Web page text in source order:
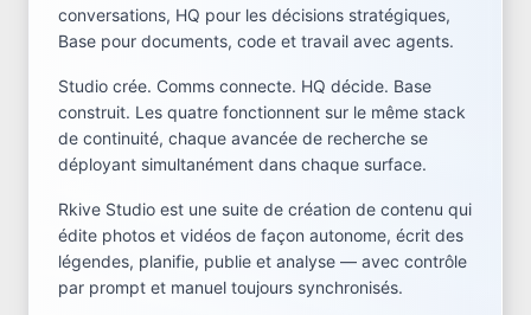
conversations, HQ pour les décisions stratégiques,
Base pour documents, code et travail avec agents.
Studio crée. Comms connecte. HQ décide. Base
construit. Les quatre fonctionnent sur le même stack
de continuité, chaque avancée de recherche se
déployant simultanément dans chaque surface.
Rkive Studio est une suite de création de contenu qui
édite photos et vidéos de façon autonome, écrit des
légendes, planifie, publie et analyse — avec contrôle
par prompt et manuel toujours synchronisés.